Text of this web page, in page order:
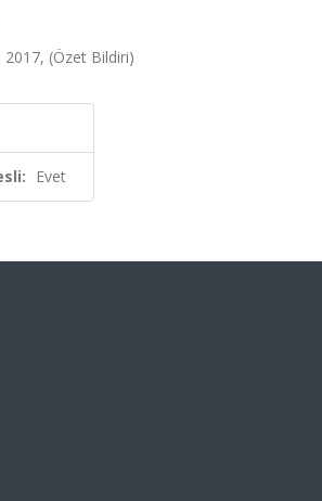
(Özet Bildiri)
Evet